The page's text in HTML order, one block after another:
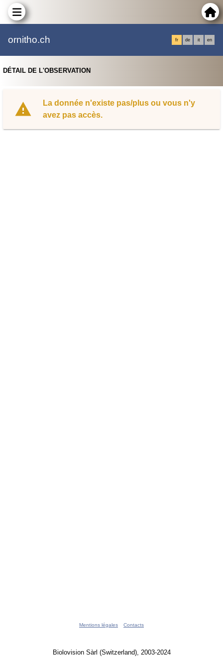
ornitho.ch fr de it en
DÉTAIL DE L'OBSERVATION
La donnée n'existe pas/plus ou vous n'y
avez pas accès.
Mentions légales Contacts
Biolovision Sàrl (Switzerland), 2003-2024